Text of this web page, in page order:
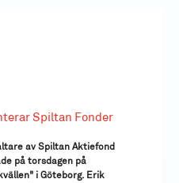
Spiltan Fonder
av Spiltan Aktiefond
på torsdagen på
i Göteborg. Erik